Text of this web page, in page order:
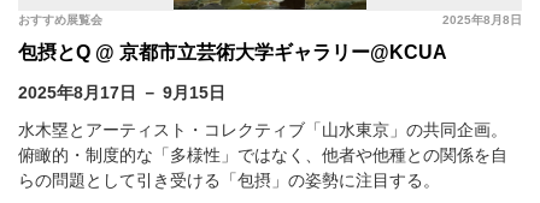
2025年8月8日
おすすめ展覧会
包摂とQ @ 京都市立芸術大学ギャラリー@KCUA
2025年8月17日 － 9月15日
水木塁とアーティスト・コレクティブ「山水東京」の共同企画。
俯瞰的・制度的な「多様性」ではなく、他者や他種との関係を自
らの問題として引き受ける「包摂」の姿勢に注目する。